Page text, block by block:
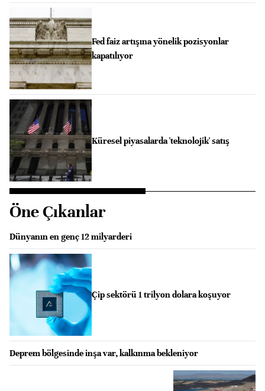
Fed faiz artışına yönelik pozisyonlar
kapatılıyor
Küresel piyasalarda 'teknolojik' satış
Öne Çıkanlar
Dünyanın en genç 12 milyarderi
Çip sektörü 1 trilyon dolara koşuyor
Deprem bölgesinde inşa var, kalkınma bekleniyor